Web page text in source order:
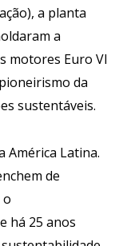
a planta
a
motores Euro VI
da
sustentáveis.
América Latina.
de
há 25 anos